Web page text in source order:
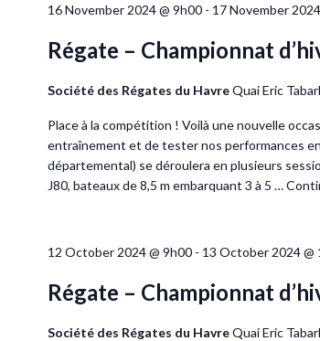
16 November 2024 @ 9h00- 17 November
Régate – Championnat
Société des Régates du HavreQuai Eric
Place à la compétition ! Voilà une nouvelle
entraînement et de tester nos performances
départemental) se déroulera en plusieurs
J80, bateaux de 8,5 m embarquant 3 à 5 …
12 October 2024 @ 9h00- 13 October 2024 @
Régate – Championnat
Société des Régates du HavreQuai Eric